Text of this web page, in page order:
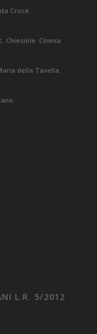
Croce.
Chiesiole. Chiesa
della Tavella.
L.R. 5/2012